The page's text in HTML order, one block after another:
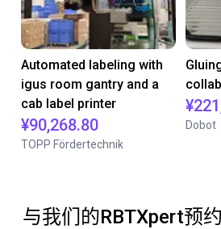
Automated labeling with
igus room gantry and a
cab label printer
¥90,268.80
TOPP Fördertechnik
Dobot
与我们的RBTXpert预